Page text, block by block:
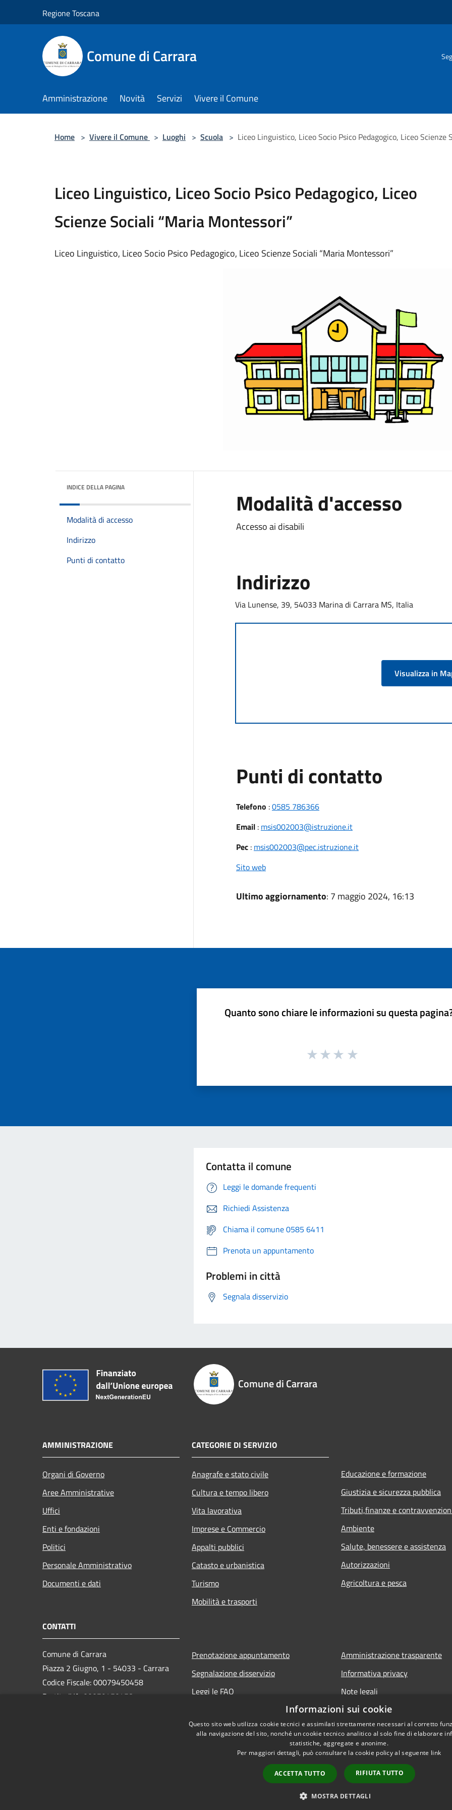
Regione Toscana
Comune di Carrara
Amministrazione Novità Servizi Vivere il Comune
Home > Vivere il Comune > Luoghi > Scuola > Liceo Linguistico, Liceo Socio Psico Pedagogico, Liceo Scienze
Liceo Linguistico, Liceo Socio Psico Pedagogico, Liceo
Scienze Sociali “Maria Montessori”
Liceo Linguistico, Liceo Socio Psico Pedagogico, Liceo Scienze Sociali “Maria Montessori”
INDICE DELLA PAGINA
Modalità di accesso
Indirizzo
Punti di contatto
Modalità d'accesso
Accesso ai disabili
Indirizzo
Via Lunense, 39, 54033 Marina di Carrara MS, Italia
Visualizza in
Punti di contatto
Telefono :0585 786366
Email: msis002003@istruzione.it
Pec: msis002003@pec.istruzione.it
Sito web
Ultimo aggiornamento: 7 maggio 2024, 16:13
Quanto sono chiare le informazioni su questa
Contatta il comune
Leggi le domande frequenti
Richiedi Assistenza
Chiama il comune 0585 6411
Prenota un appuntamento
Problemi in città
Segnala disservizio
Comune di Carrara
AMMINISTRAZIONE
Organi di Governo
Aree Amministrative
Uffici
Enti e fondazioni
Politici
Personale Amministrativo
Documenti e dati
CATEGORIE DI SERVIZIO
Anagrafe e stato civile
Cultura e tempo libero
Vita lavorativa
Imprese e Commercio
Appalti pubblici
Catasto e urbanistica
Turismo
Mobilità e trasporti
Educazione e formazione
Giustizia e sicurezza pubblica
Tributi,finanze e
Ambiente
Salute, benessere e assistenza
Autorizzazioni
Agricoltura e pesca
CONTATTI
Comune di Carrara
Piazza 2 Giugno, 1 - 54033 - Carrara
Codice Fiscale: 00079450458
Partita IVA: 00079450458
Prenotazione appuntamento
Segnalazione disservizio
Leggi le FAQ
Amministrazione trasparente
Informativa privacy
Note legali
Dichiarazione di accessibilità
Copyright © 2026 • Comune
Informazioni sui cookie
Questo sito web utilizza cookie tecnici e assimilati strettamente necessari al corretto
alla navigazione del sito, nonché un cookie tecnico analitico al solo fine di elaborare
statistiche, aggregate e anonime.
Per maggiori dettagli, può consultare la cookie policy al seguente link
ACCETTA TUTTO RIFIUTA TUTTO
MOSTRA DETTAGLI